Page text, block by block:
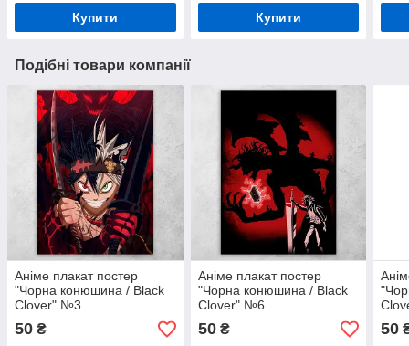
Купити Купити
Подібні товари компанії
Аніме плакат постер
"Чорна конюшина / Black
Clover" №3
50 ₴
Аніме плакат постер
"Чорна конюшина / Black
Clover" №6
50₴ 50